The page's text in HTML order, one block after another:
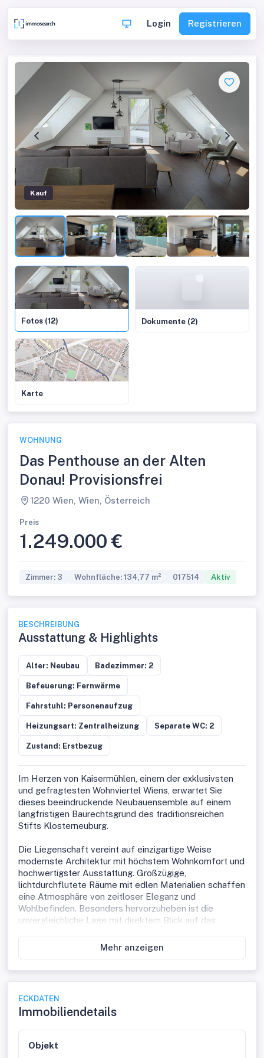
Login Registrieren
Kauf
Fotos (12) Dokumente (2)
Karte
WOHNUNG
Das Penthouse an der Alten
Donau! Provisionsfrei
1220 Wien, Wien, Österreich
Preis
1.249.000 €
Zimmer: 3 Wohnfläche: 134,77 m² 017514 Aktiv
BESCHREIBUNG
Ausstattung & Highlights
Alter: Neubau Badezimmer: 2
Befeuerung: Fernwärme
Fahrstuhl: Personenaufzug
Heizungsart: Zentralheizung Separate WC: 2
Zustand: Erstbezug
Im Herzen von Kaisermühlen, einem der exklusivsten
und gefragtesten Wohnviertel Wiens, erwartet Sie
dieses beeindruckende Neubauensemble auf einem
langfristigen Baurechtsgrund des traditionsreichen
Stifts Klosterneuburg.
Die Liegenschaft vereint auf einzigartige Weise
modernste Architektur mit höchstem Wohnkomfort und
hochwertigster Ausstattung. Großzügige,
lichtdurchflutete Räume mit edlen Materialien schaffen
eine Atmosphäre von zeitloser Eleganz und
Wohlbefinden. Besonders hervorzuheben ist die
unvergleichliche Lage mit direktem Blick auf das
Exklusivität inmitten der pulsierenden Stadt.
Kaiserwasser, nur wenige Gehminuten von der U1-
Station „Kaisermühlen VIC“ entfernt, die eine schnelle
Mehr anzeigen
ECKDATEN
Immobiliendetails
Objekt